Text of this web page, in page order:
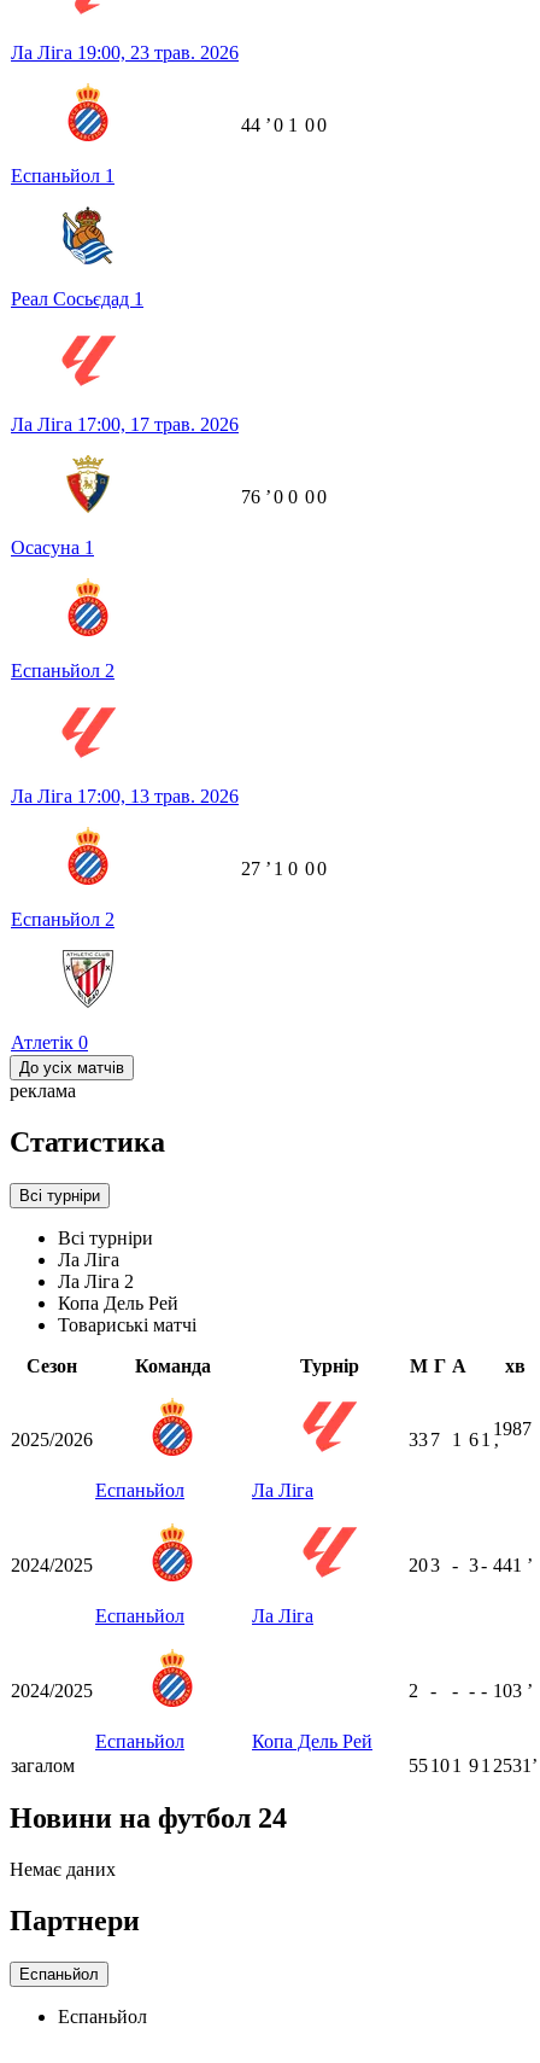
Ла Ліга 19:00, 23 трав. 2026
Еспаньйол 1
Реал Сосьєдад 1
44 ʼ0 1 00
Ла Ліга 17:00, 17 трав. 2026
Осасуна 1
Еспаньйол 2
76 ʼ0 0 00
Ла Ліга 17:00, 13 трав. 2026
Еспаньйол 2
Атлетік 0
27 ʼ 1 0 00
До усіх матчів
реклама
Статистика
Всі турніри
Всі турніри
Ла Ліга
Ла Ліга 2
Копа Дель Рей
Товариські матчі
Сезон
Команда Турнір М Г А хв
2025/2026
Еспаньйол Ла Ліга
337 1 61
1987
ʼ
2024/2025
Еспаньйол Ла Ліга
203 - 3- 441 ʼ
2024/2025
Еспаньйол Копа Дель Рей
2 - - - - 103 ʼ
загалом 55101 91 2531ʼ
Новини на футбол 24
Немає даних
Партнери
Еспаньйол
Еспаньйол